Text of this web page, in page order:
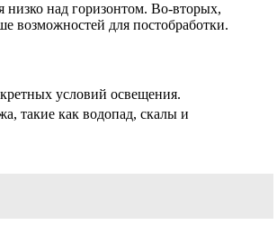
низко над горизонтом. Во-вторых,
возможностей для постобработки.
условий освещения.
такие как водопад, скалы и